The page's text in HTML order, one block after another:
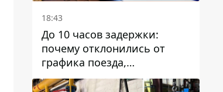
18:43
До 10 часов задержки:
почему отклонились от
графика поезда,
курсирующие через Днепр